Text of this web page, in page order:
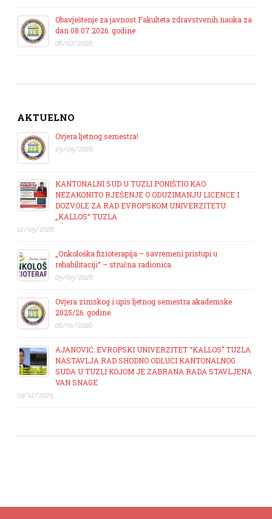
Obavještenje za javnost Fakulteta zdravstvenih nauka za
dan 08.07.2026. godine
08/07/2026
AKTUELNO
Ovjera ljetnog semestra!
25/05/2026
KANTONALNI SUD U TUZLI PONIŠTIO KAO
NEZAKONITO RJEŠENJE O ODUZIMANJU LICENCE I
DOZVOLE ZA RAD EVROPSKOM UNIVERZITETU
„KALLOS“ TUZLA
12/05/2026
„Onkološka fizioterapija – savremeni pristupi u
rehabilitaciji“ – stručna radionica
05/05/2026
Ovjera zimskog i upis ljetnog semestra akademske
2025/26. godine
06/01/2026
AJANOVIĆ: EVROPSKI UNIVERZITET “KALLOS” TUZLA
NASTAVLJA RAD SHODNO ODLUCI KANTONALNOG
SUDA U TUZLI KOJOM JE ZABRANA RADA STAVLJENA
VAN SNAGE
03/12/2025